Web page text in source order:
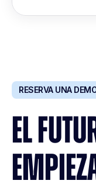
RESERVA UNA
EL